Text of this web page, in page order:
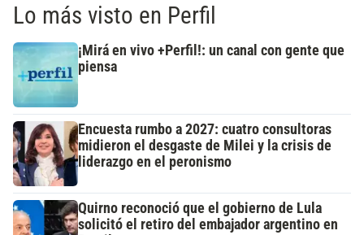
Lo más visto en Perfil
¡Mirá en vivo +Perfil!: un canal con gente que
piensa
Encuesta rumbo a 2027: cuatro consultoras
midieron el desgaste de Milei y la crisis de
liderazgo en el peronismo
Quirno reconoció que el gobierno de Lula
solicitó el retiro del embajador argentino en